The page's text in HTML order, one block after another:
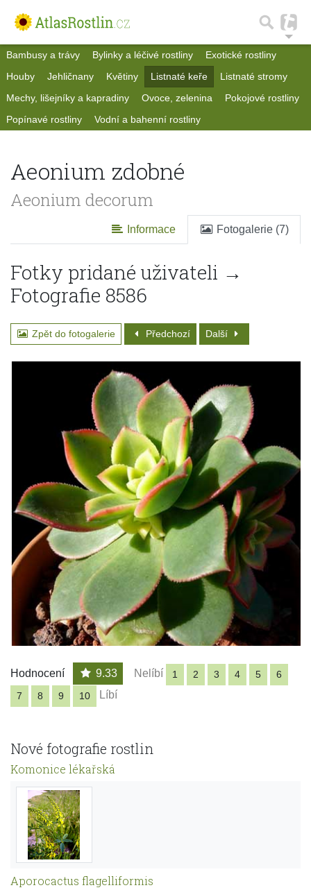
Bambusy a trávy Bylinky a léčivé rostliny
Exotické rostliny
Houby
Jehličnany Květiny Listnaté keře
Listnaté stromy
Mechy, lišejníky a kapradiny
Ovoce, zelenina
Pokojové rostliny
Popínavé rostliny
Vodní a bahenní rostliny
Aeonium zdobné
Aeonium decorum
Informace Fotogalerie (7)
Fotky pridané uživateli →
Fotografie 8586
Zpět do fotogalerie Předchozí Další
Hodnocení 9.33 Nelíbí 1 2 3 4 5
6
7
8 9 10 Líbí
Nové fotografie rostlin
Komonice lékařská
Aporocactus flagelliformis